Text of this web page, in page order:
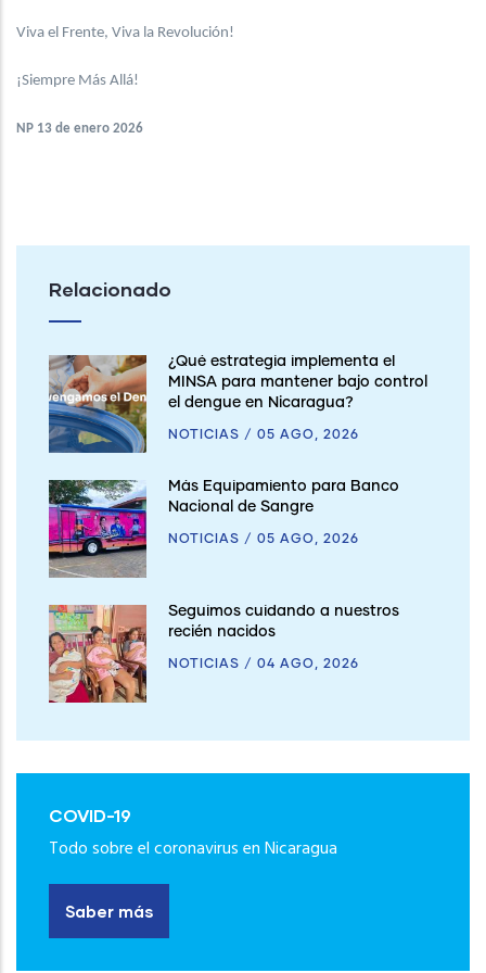
Viva el Frente, Viva la Revolución!
¡Siempre Más Allá!
NP 13 de enero 2026
Relacionado
¿Qué estrategia implementa el
MINSA para mantener bajo control
el dengue en Nicaragua?
NOTICIAS / 05 AGO, 2026
Más Equipamiento para Banco
Nacional de Sangre
NOTICIAS / 05 AGO, 2026
Seguimos cuidando a nuestros
recién nacidos
NOTICIAS / 04 AGO, 2026
COVID-19
Todo sobre el coronavirus en Nicaragua
Saber más